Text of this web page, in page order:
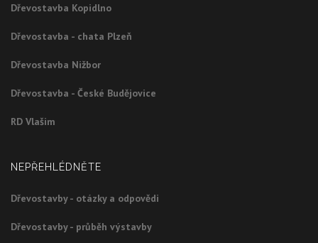
Dřevostavba Kopidlno
Dřevostavba - chata Plzeň
Dřevostavba Nižbor
Dřevostavba - České Budějovice
RD Vlašim
NEPŘEHLÉDNĚTE
Dřevostavby - otázky a odpovědi
Dřevostavby - průběh výstavby